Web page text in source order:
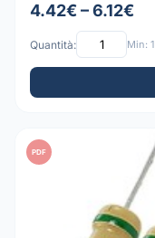
4.42€ – 6.12€
Quantità: Min: 1
PDF